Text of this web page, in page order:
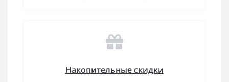
Накопительные скидки